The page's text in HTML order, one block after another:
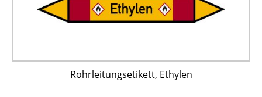
Rohrleitungsetikett, Ethylen